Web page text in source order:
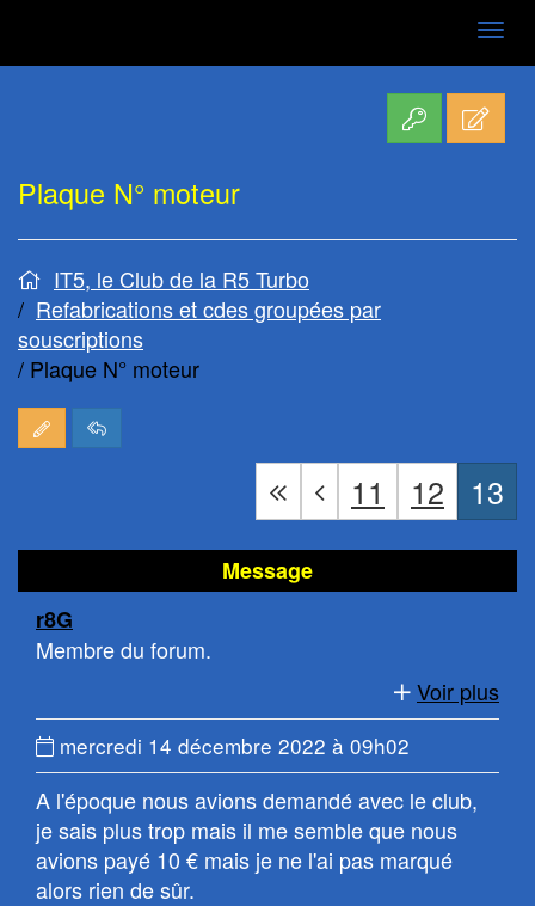
contenu
Plaque N° moteur
IT5, le Club de la R5 Turbo
Refabrications et cdes groupées par
souscriptions
Plaque N° moteur
11 12 13
Message
r8G
Membre du forum.
Voir plus
Date
du
message
:
mercredi 14 décembre 2022 à 09h02
A l'époque nous avions demandé avec le club,
je sais plus trop mais il me semble que nous
avions payé 10 € mais je ne l'ai pas marqué
alors rien de sûr.